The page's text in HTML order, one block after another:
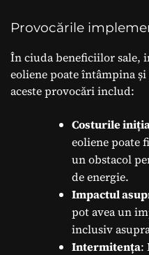
Provocările
În ciuda beneficiilor sale,
eoliene poate întâmpina
aceste provocări includ:
Costurile
eoliene poate
un obstacol
de energie.
Impactul
pot avea un
inclusiv
Intermitența: